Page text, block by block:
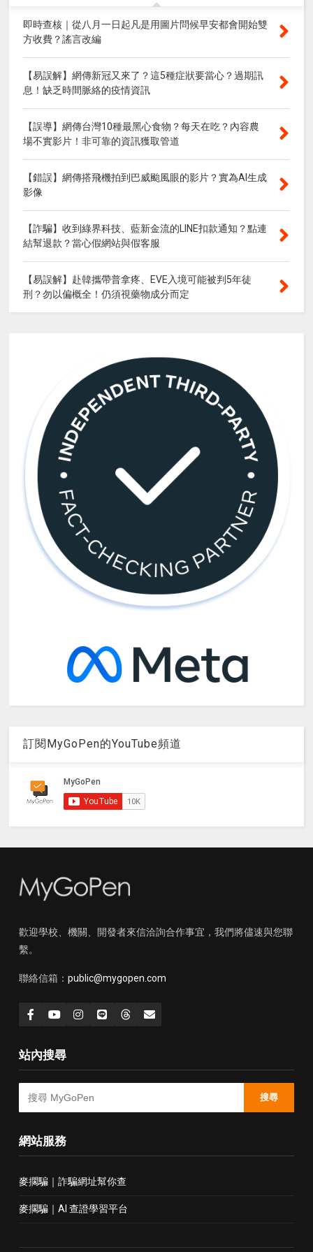
即時查核｜從八月一日起凡是用圖片問候早安都會開始雙
方收費？謠言改編
【易誤解】網傳新冠又來了？這5種症狀要當心？過期訊
息！缺乏時間脈絡的疫情資訊
【誤導】網傳台灣10種最黑心食物？每天在吃？內容農
場不實影片！非可靠的資訊獲取管道
【錯誤】網傳搭飛機拍到巴威颱風眼的影片？實為AI生成
影像
【詐騙】收到綠界科技、藍新金流的LINE扣款通知？點連
結幫退款？當心假網站與假客服
【易誤解】赴韓攜帶普拿疼、EVE入境可能被判5年徒
刑？勿以偏概全！仍須視藥物成分而定
訂閱MyGoPen的YouTube頻道
歡迎學校、機關、開發者來信洽詢合作事宜，我們將儘速與您聯
繫。
聯絡信箱： public@mygopen.com
站內搜尋
搜尋
網站服務
麥擱騙｜詐騙網址幫你查
麥擱騙｜AI 查證學習平台